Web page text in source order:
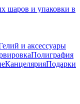
и аксессуары
Полиграфия
КанцелярияПодарки